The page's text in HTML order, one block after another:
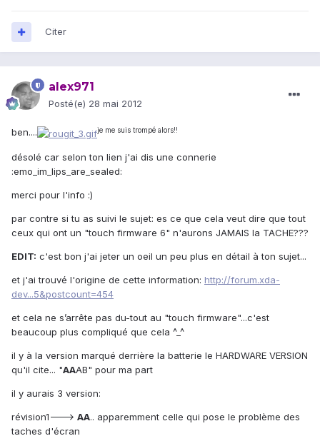
Citer
alex971
Posté(e) 28 mai 2012
ben.... je me suis trompé alors!!
désolé car selon ton lien j'ai dis une connerie
:emo_im_lips_are_sealed:
merci pour l'info :)
par contre si tu as suivi le sujet: es ce que cela veut dire que tout
ceux qui ont un "touch firmware 6" n'aurons JAMAIS la TACHE???
EDIT: c'est bon j'ai jeter un oeil un peu plus en détail à ton sujet...
et j'ai trouvé l'origine de cette information: http://forum.xda-
dev...5&postcount=454
et cela ne s’arrête pas du-tout au "touch firmware"...c'est
beaucoup plus compliqué que cela ^_^
il y à la version marqué derrière la batterie le HARDWARE VERSION
qu'il cite... "AAAB" pour ma part
il y aurais 3 version:
révision1---> AA.. apparemment celle qui pose le problème des
taches d'écran